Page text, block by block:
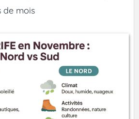
de mois